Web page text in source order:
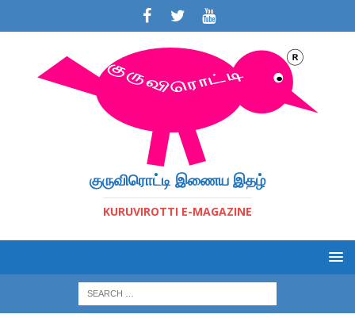
குருவிரொட்டி இணைய இதழ்
KURUVIROTTI E-MAGAZINE